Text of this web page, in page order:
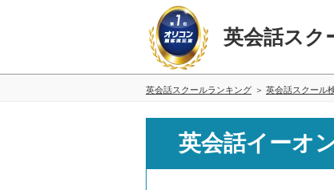
英会話スク
英会話スクールランキング 英会話スクール
英会話イーオ